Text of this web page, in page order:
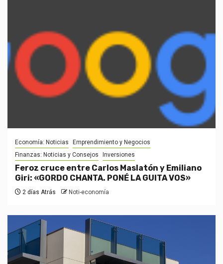
Economía: Noticias
Emprendimiento y Negocios
Finanzas: Noticias y Consejos
Inversiones
Feroz cruce entre Carlos Maslatón y Emiliano
Giri: «GORDO CHANTA. PONÉ LA GUITA VOS»
2 días Atrás Noti-economía